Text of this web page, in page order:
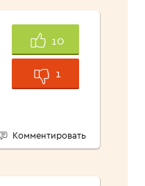
10
1
Комментировать